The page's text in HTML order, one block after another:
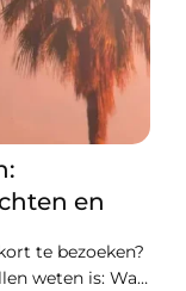
en
te bezoeken?
weten is: Wat